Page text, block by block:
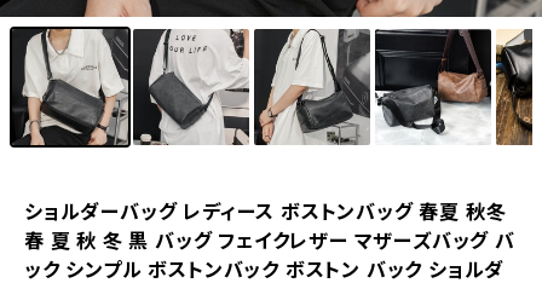
ショルダーバッグ レディース ボストンバッグ 春夏 秋冬
春 夏 秋 冬 黒 バッグ フェイクレザー マザーズバッグ バ
ック シンプル ボストンバック ボストン バック ショルダ